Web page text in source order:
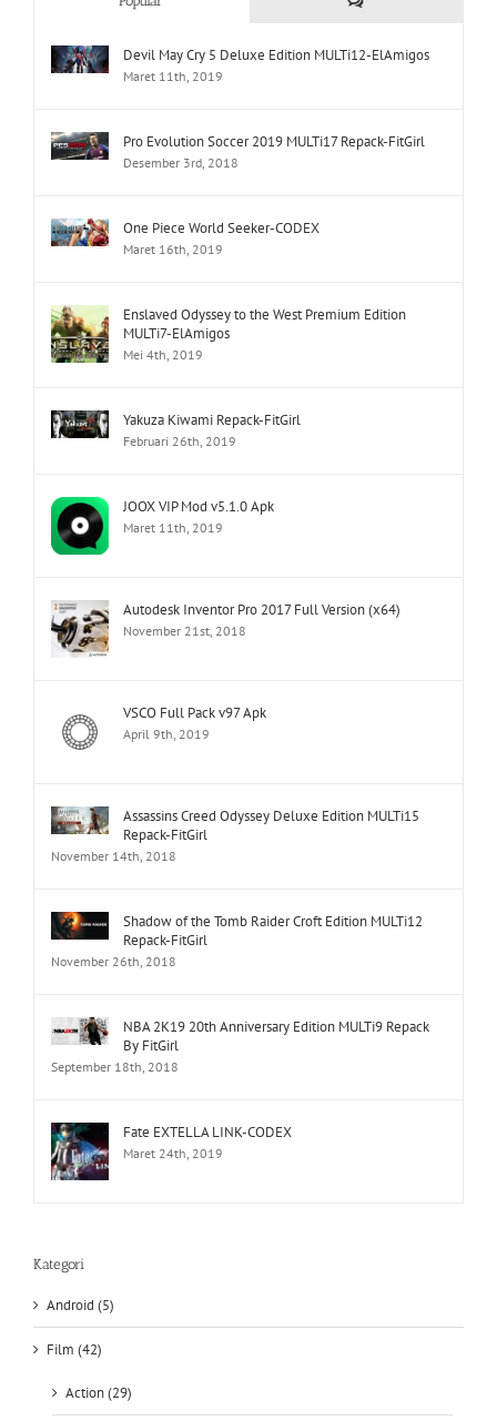
Devil May Cry 5 Deluxe Edition MULTi12-ElAmigos
Maret 11th, 2019
Pro Evolution Soccer 2019 MULTi17 Repack-FitGirl
Desember 3rd, 2018
One Piece World Seeker-CODEX
Maret 16th, 2019
Enslaved Odyssey to the West Premium Edition
MULTi7-ElAmigos
Mei 4th, 2019
Yakuza Kiwami Repack-FitGirl
Februari 26th, 2019
JOOX VIP Mod v5.1.0 Apk
Maret 11th, 2019
Autodesk Inventor Pro 2017 Full Version (x64)
November 21st, 2018
VSCO Full Pack v97 Apk
April 9th, 2019
Assassins Creed Odyssey Deluxe Edition MULTi15
Repack-FitGirl
November 14th, 2018
Shadow of the Tomb Raider Croft Edition MULTi12
Repack-FitGirl
November 26th, 2018
NBA 2K19 20th Anniversary Edition MULTi9 Repack
By FitGirl
September 18th, 2018
Fate EXTELLA LINK-CODEX
Maret 24th, 2019
Kategori
Android (5)
Film (42)
Action (29)